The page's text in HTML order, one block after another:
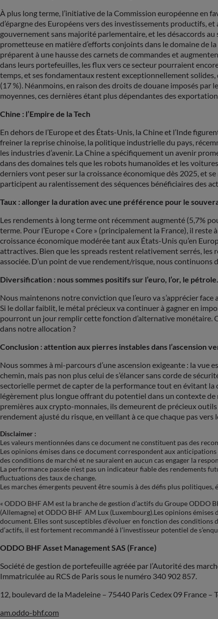
À plus long terme, l’initiative de la Commission européenne en
d’épargne des Européens vers des investissements productifs,
gouvernement sans majorité parlementaire, et les désaccords
prometteuse en matière d’efforts conjoints dans le domaine de
préparent à une hausse des carnets de commandes et
dans leurs portefeuilles, les flux vers ce secteur pourraient
temps, et ses fondamentaux restent exceptionnellement solides,
(17 %). Néanmoins, en raison des droits de douane imposés
moyennes, ces dernières étant plus dépendantes des
Chine : l’Empire de la Tech
En dehors de l’Europe et des États-Unis, la Chine et l’Inde
freiner la reprise chinoise, la politique industrielle du pays,
les industries d’avenir. La Chine a spécifiquement un avenir
dans des domaines tels que les robots humanoïdes et les
derniers vont peser sur la croissance économique dès 2025, et
participent au ralentissement des séquences bénéficiaires des
Taux : allonger la duration avec une préférence pour le
Les rendements à long terme ont récemment augmenté (5,7%
terme. Pour l’Europe « Core » (principalement la France), il
croissance économique modérée tant aux États-Unis qu’en
attractives. Bien que les spreads restent relativement serrés,
associée. D’un point de vue rendement/risque, nous
Diversification : nous sommes positifs sur l’euro, l’or, le
Nous maintenons notre conviction que l’euro va s’apprécier
Si le dollar faiblit, le métal précieux va continuer à gagner en
pourront un jour remplir cette fonction d’alternative monétaire.
dans notre allocation ?
Conclusion : attention aux pierres instables dans l’ascension
Nous sommes à mi-parcours d’une ascension exigeante : la vue
chemin, mais pas non plus celui de s’élancer sans corde de
sectorielle permet de capter de la performance tout en évitant
légèrement plus longue offrant du potentiel dans un contexte
premières aux crypto-monnaies, ils demeurent de précieux
rendement ajusté du risque, en veillant à ce que chaque pas vers
Disclaimer :
Les valeurs mentionnées dans ce document ne constituent pas des
Les opinions émises dans ce document correspondent aux
des conditions de marché et ne sauraient en aucun cas engager la
La performance passée n’est pas un indicateur fiable des rendements
fluctuations des taux de change.
Les marches émergents peuvent être soumis à des défis plus
« ODDO BHF AM est la branche de gestion d’actifs du Groupe
(Allemagne) et ODDO BHF AM Lux (Luxembourg).Les opinions
document. Elles sont susceptibles d’évoluer en fonction des
d’actifs, il est fortement recommandé à l’investisseur potentiel de
ODDO BHF Asset Management SAS (France)
Société de gestion de portefeuille agréée par l’Autorité des
Immatriculée au RCS de Paris sous le numéro 340 902 857.
12, boulevard de la Madeleine – 75440 Paris Cedex 09 France –
am.oddo-bhf.com